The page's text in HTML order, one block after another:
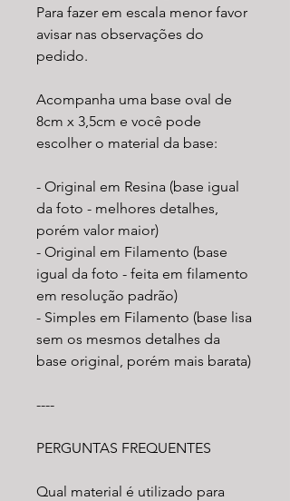
Para fazer em escala menor favor
avisar nas observações do
pedido.
Acompanha uma base oval de
8cm x 3,5cm e você pode
escolher o material da base:
- Original em Resina (base igual
da foto - melhores detalhes,
porém valor maior)
- Original em Filamento (base
igual da foto - feita em filamento
em resolução padrão)
- Simples em Filamento (base lisa
sem os mesmos detalhes da
base original, porém mais barata)
----
PERGUNTAS FREQUENTES
Qual material é utilizado para